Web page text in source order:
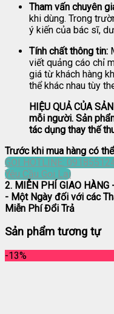
Tham vấn chuyên
khi dùng. Trong
ý kiến của bác sĩ,
Tính chất thông tin:
viết quảng cáo chỉ
giá từ khách hàng
thể khác nhau tùy
HIỆU QUẢ CỦA
mỗi người. Sản
tác dụng thay thế
Trước khi mua hàng có
GỌI HOTLINE:
Yêu Cầu Gọi Lại
2. MIỄN PHÍ GIAO HÀNG
- Một Ngày đối với các
Miễn Phí Đổi Trả
Sản phẩm tương tự
-13%